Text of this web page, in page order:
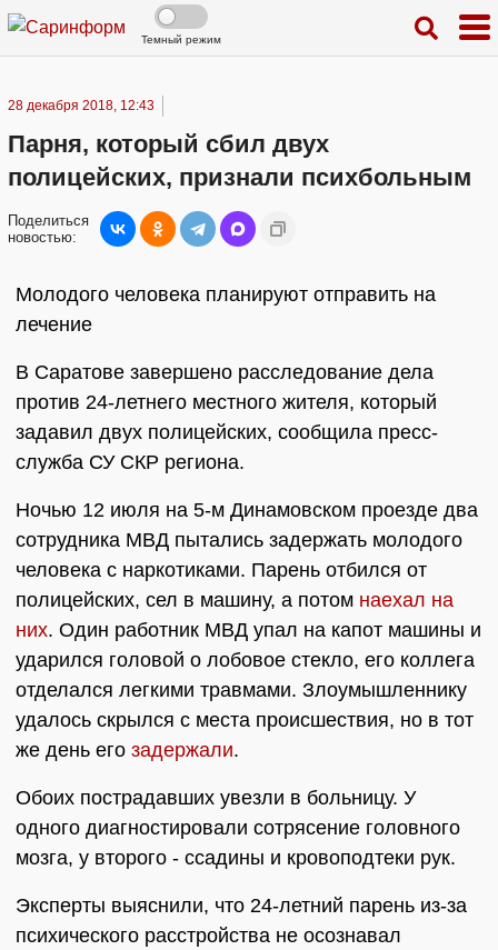
Темный режим
28 декабря 2018, 12:43
Парня, который сбил двух
полицейских, признали психбольным
Поделиться
новостью:
Молодого человека планируют отправить на
лечение
В Саратове завершено расследование дела
против 24-летнего местного жителя, который
задавил двух полицейских, сообщила пресс-
служба СУ СКР региона.
Ночью 12 июля на 5-м Динамовском проезде два
сотрудника МВД пытались задержать молодого
человека с наркотиками. Парень отбился от
полицейских, сел в машину, а потом наехал на
них. Один работник МВД упал на капот машины и
ударился головой о лобовое стекло, его коллега
отделался легкими травмами. Злоумышленнику
удалось скрылся с места происшествия, но в тот
же день его задержали.
Обоих пострадавших увезли в больницу. У
одного диагностировали сотрясение головного
мозга, у второго - ссадины и кровоподтеки рук.
Эксперты выяснили, что 24-летний парень из-за
психического расстройства не осознавал